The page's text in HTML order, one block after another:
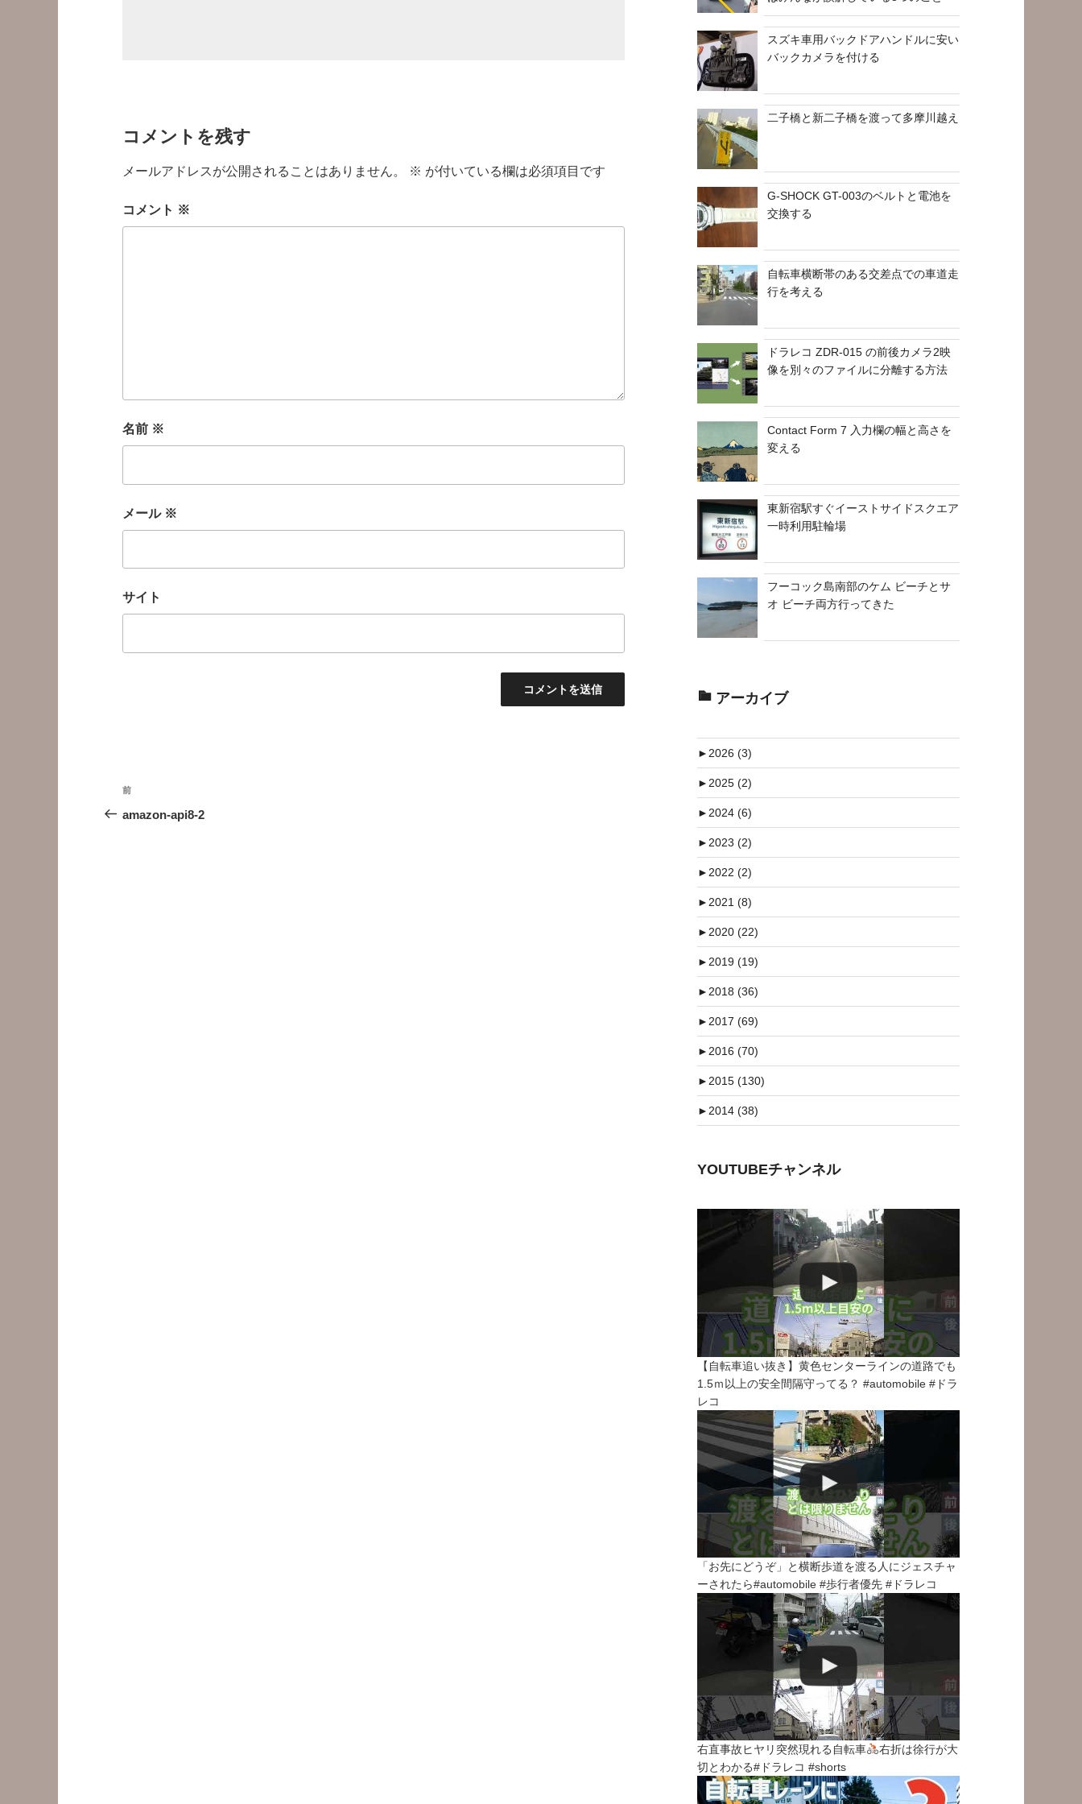
コメントを残す
メールアドレスが公開されることはありません。 ※ が付いている欄は必須項目です
コメント ※
名前 ※
メール ※
サイト
投
稿
前
の
前
amazon-api8-2
スズキ車用バックドアハンドルに安い
バックカメラを付ける
二子橋と新二子橋を渡って多摩川越え
G-SHOCK GT-003のベルトと電池を
交換する
自転車横断帯のある交差点での車道走
行を考える
ドラレコ ZDR-015 の前後カメラ2映
像を別々のファイルに分離する方法
Contact Form 7 入力欄の幅と高さを
変える
東新宿駅すぐイーストサイドスクエア
一時利用駐輪場
フーコック島南部のケム ビーチとサ
オ ビーチ両方行ってきた
アーカイブ
►2026 (3)
►2025 (2)
►2024 (6)
►2023 (2)
►2022 (2)
►2021 (8)
►2020 (22)
►2019 (19)
►2018 (36)
►2017 (69)
►2016 (70)
►2015 (130)
►2014 (38)
YOUTUBEチャンネル
【自転車追い抜き】黄色センターラインの道路でも
1.5ｍ以上の安全間隔守ってる？ #automobile #ドラ
レコ
「お先にどうぞ」と横断歩道を渡る人にジェスチャ
ーされたら#automobile #歩行者優先 #ドラレコ
右直事故ヒヤリ突然現れる自転車
右折は徐行が大
切とわかる#ドラレコ #shorts